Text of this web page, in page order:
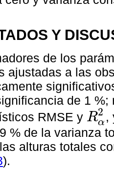
Y
de los
ajustadas a las
de 1
RMSE y R2
α
Rα2
,
% de la varianza
alturas totales
).